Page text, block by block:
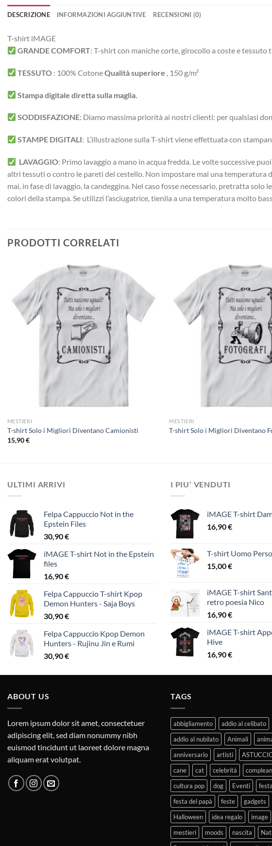
DESCRIZIONE INFORMAZIONI AGGIUNTIVE RECENSIONI (0)
T-shirt iMAGE
GRANDE COMFORT:T-shirt con maniche corte, girocollo a coste e
TESSUTO : 100% CotoneQualità superiore , 150 g/m²
Stampa digitale diretta sulla maglia.
SODDISFAZIONE: Diamo massima priorità ai nostri clienti: per qualsiasi
STAMPE DIGITALI: L’illustrazione sulla T-shirt viene effettuata con
LAVAGGIO: Primo lavaggio a mano in acqua fredda. Le volte successive
altri tessuti o contro le pareti del cestello. Non impostare mai una temperatura
mai, in fase di lavaggio, la candeggina. Nel caso fosse necessario, pretratta
colori della stampa. Se utilizzi l’asciugatrice, tienila a una temperatura molto
PRODOTTI CORRELATI
MESTIERI
T-shirt Solo i Migliori Diventano Camionisti
15,90€
MESTIERI
T-shirt Solo i Migliori Diventano
ULTIMI ARRIVI
Felpa Cappuccio Not in the
Epstein Files
30,90€
iMAGE T-shirt Not in the Epstein
files
16,90€
Felpa Cappuccio T-shirt Kpop
Demon Hunters - Saja Boys
30,90€
Felpa Cappuccio Kpop Demon
Hunters - Rujinu Jin e Rumi
30,90€
I PIU’ VENDUTI
iMAGE T-shirt
16,90€
T-shirt Uomo
15,00€
iMAGE T-shirt
retro poesia Nico
16,90€
iMAGE T-shirt
Hive
16,90€
ABOUT US
Lorem ipsum dolor sit amet, consectetuer
adipiscing elit, sed diam nonummy nibh
euismod tincidunt ut laoreet dolore magna
aliquam erat volutpat.
TAGS
abbigliamento
addio al celibato
addio al nubilato
Animali
anniversario
artisti
cane
cat celebrità
cultura pop
dog Eventi
festa del papà
feste gadgets
Halloween
idea regalo image
mestieri
moods nascita